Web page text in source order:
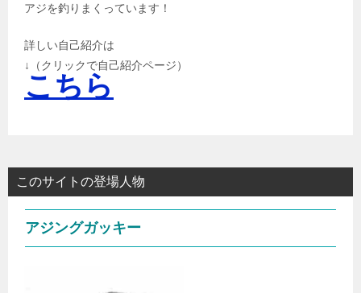
アジを釣りまくっています！
詳しい自己紹介は
↓（クリックで自己紹介ページ）
こちら
このサイトの登場人物
アジングガッキー